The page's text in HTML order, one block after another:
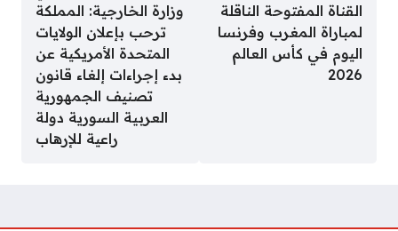
القناة المفتوحة الناقلة
لمباراة المغرب وفرنسا
اليوم في كأس العالم
2026
وزارة الخارجية: المملكة
ترحب بإعلان الولايات
المتحدة الأمريكية عن
بدء إجراءات إلغاء قانون
تصنيف الجمهورية
العربية السورية دولة
راعية للإرهاب